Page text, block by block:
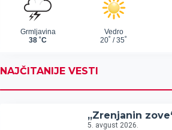
NAJČITANIJE VESTI
„Zrenjanin
5. avgust 2026.